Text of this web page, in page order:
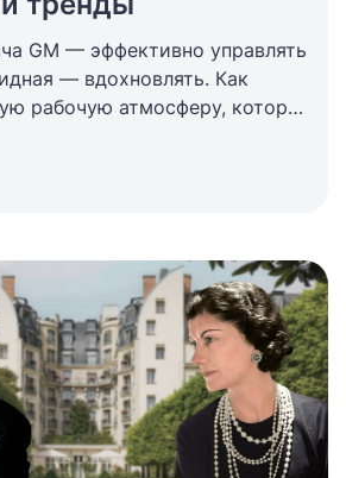
GM — эффективно управлять
— вдохновлять. Как
рабочую атмосферу, которая
чтобы сотрудник чувствовал,
на первый план перед hard
ли дружба внутри отрасли
отелями? Обо всем этом
Татьяной Шашиной,
апарт-отеля